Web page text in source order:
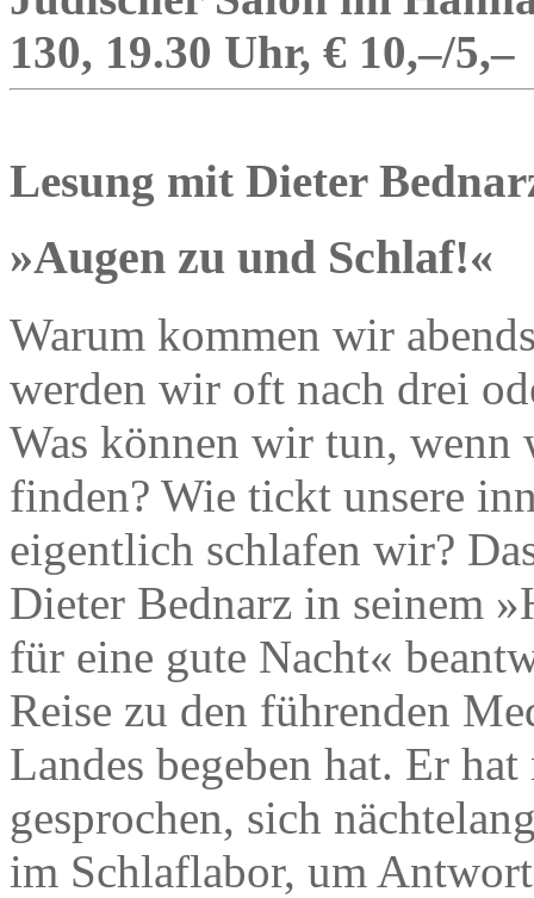
130, 19.30 Uhr, € 10,–/5,–
Lesung mit Dieter
»Augen zu und Schlaf!«
Warum kommen wir
werden wir oft nach drei
Was können wir tun, wenn
finden? Wie tickt unsere
eigentlich schlafen wir?
Dieter Bednarz in seinem
für eine gute Nacht«
Reise zu den führenden
Landes begeben hat. Er
gesprochen, sich
im Schlaflabor, um